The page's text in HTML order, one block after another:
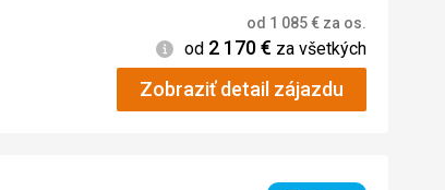
od 1 085€ za os.
Informácie
od 2 170€ za všetkých
Zobraziť detail zájazdu